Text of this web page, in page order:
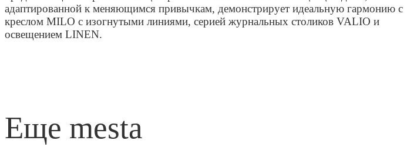
адаптированной к меняющимся привычкам, демонстрирует идеальную гармонию с
креслом MILO с изогнутыми линиями, серией журнальных столиков VALIO и
освещением LINEN.
еще mesta